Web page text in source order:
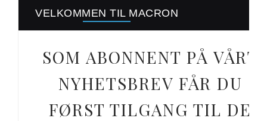
VELKOMMEN TIL MACRON
SOM ABONNENT PÅ VÅRT
NYHETSBREV FÅR DU
FØRST TILGANG TIL DE